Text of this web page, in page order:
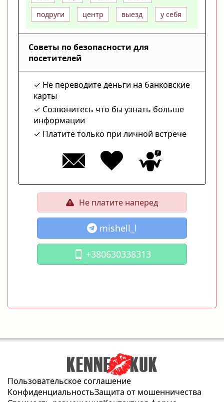
подруги
центр выезд у себя
Советы по безопасности для
посетителей
Не переводите деньги на банковские
карты
Созвонитесь что бы узнать больше
информации
Платите только при личной встрече
Не платите наперед
mishell_l
+380630338313
Пользовательское соглашение
КонфиденциальностьЗащита от мошенничества